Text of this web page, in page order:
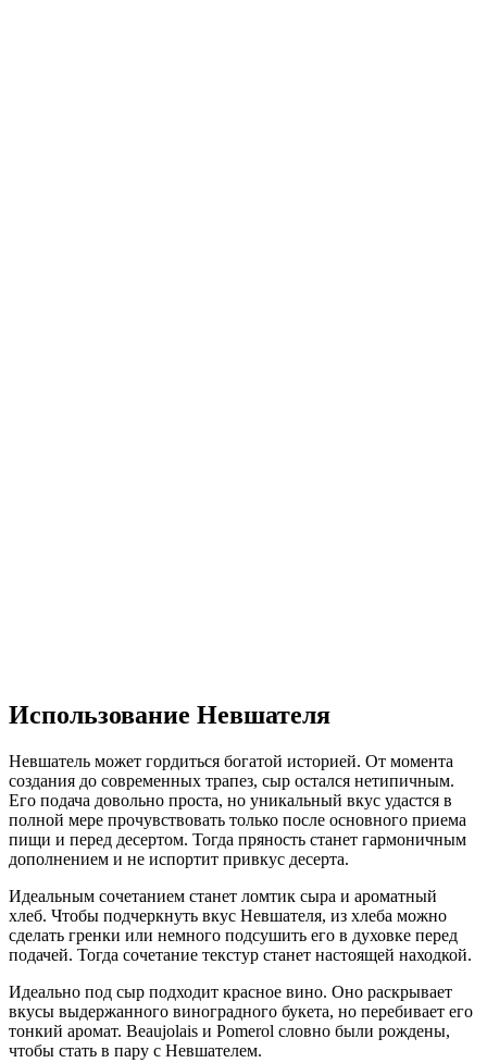
Использование Невшателя
Невшатель может гордиться богатой историей. От момента
создания до современных трапез, сыр остался нетипичным.
Его подача довольно проста, но уникальный вкус удастся в
полной мере прочувствовать только после основного приема
пищи и перед десертом. Тогда пряность станет гармоничным
дополнением и не испортит привкус десерта.
Идеальным сочетанием станет ломтик сыра и ароматный
хлеб. Чтобы подчеркнуть вкус Невшателя, из хлеба можно
сделать гренки или немного подсушить его в духовке перед
подачей. Тогда сочетание текстур станет настоящей находкой.
Идеально под сыр подходит красное вино. Оно раскрывает
вкусы выдержанного виноградного букета, но перебивает его
тонкий аромат. Beaujolais и Pomerol словно были рождены,
чтобы стать в пару с Невшателем.